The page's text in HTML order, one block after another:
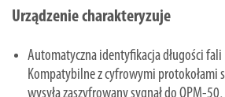
Urządzenie charakteryzuje
Automatyczna identyfikacja długości fali
Kompatybilne z cyfrowymi protokołami
wysyła zaszyfrowany sygnał do OPM-